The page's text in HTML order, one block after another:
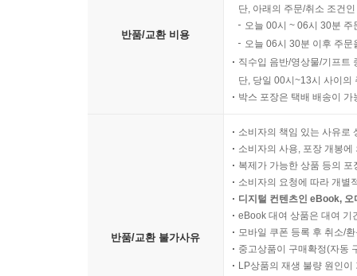
반품/교환 비용
단, 아래의 주문/취소 조건
오늘 00시 ~ 06시 30분
오늘 06시 30분 이후 주
직수입 음반/영상물/기프트
단, 당일 00시~13시 사이의
박스 포장은 택배 배송이
반품/교환 불가사유
소비자의 책임 있는 사유로
소비자의 사용, 포장 개봉
복제가 가능한 상품 등의
소비자의 요청에 따라 개별
디지털 컨텐츠인 eBook,
eBook 대여 상품은 대여 기
모바일 쿠폰 등록 후 취소/
중고상품이 구매확정(자동
LP상품의 재생 불량 원인